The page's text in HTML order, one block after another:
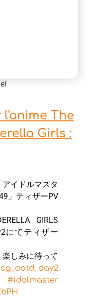
The
Girls :
アイドルマスタ
」ティザーPV
GIRLS
にてティザー
しみに待って
#idolmaster